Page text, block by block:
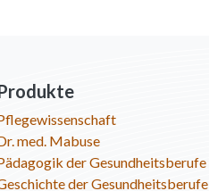
med. Mabuse
der Gesundheitsberufe
der Gesundheitsberufe